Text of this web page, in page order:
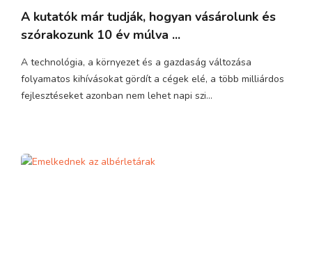
A kutatók már tudják, hogyan vásárolunk és
szórakozunk 10 év múlva ...
A technológia, a környezet és a gazdaság változása
folyamatos kihívásokat gördít a cégek elé, a több milliárdos
fejlesztéseket azonban nem lehet napi szi...